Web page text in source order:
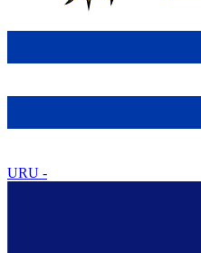
URU -